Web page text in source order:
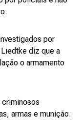
por
diz que a
o armamento
armas e munição.